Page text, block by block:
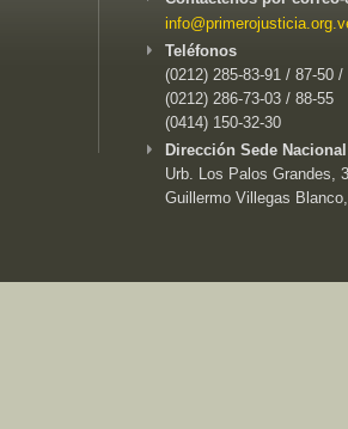
Teléfonos
(0212) 285-83-91 / 87-50 /
(0212) 286-73-03 / 88-55
(0414) 150-32-30
Dirección Sede
Urb. Los Palos Grandes,
Guillermo Villegas